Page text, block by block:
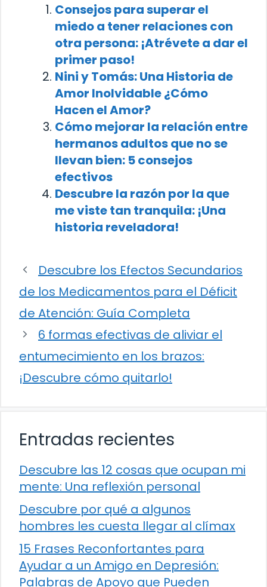
Consejos para superar el
miedo a tener relaciones con
otra persona: ¡Atrévete a dar el
primer paso!
Nini y Tomás: Una Historia de
Amor Inolvidable ¿Cómo
Hacen el Amor?
Cómo mejorar la relación entre
hermanos adultos que no se
llevan bien: 5 consejos
efectivos
Descubre la razón por la que
me viste tan tranquila: ¡Una
historia reveladora!
Descubre los Efectos Secundarios
de los Medicamentos para el Déficit
de Atención: Guía Completa
6 formas efectivas de aliviar el
entumecimiento en los brazos:
¡Descubre cómo quitarlo!
Entradas recientes
Descubre las 12 cosas que ocupan mi
mente: Una reflexión personal
Descubre por qué a algunos
hombres les cuesta llegar al clímax
15 Frases Reconfortantes para
Ayudar a un Amigo en Depresión:
Palabras de Apoyo que Pueden